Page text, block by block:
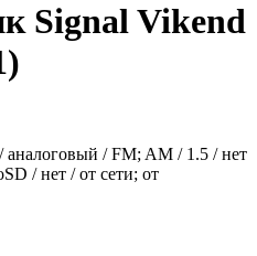
Signal Vikend
/ FM; AM / 1.5 / нет
/ нет / от сети; от